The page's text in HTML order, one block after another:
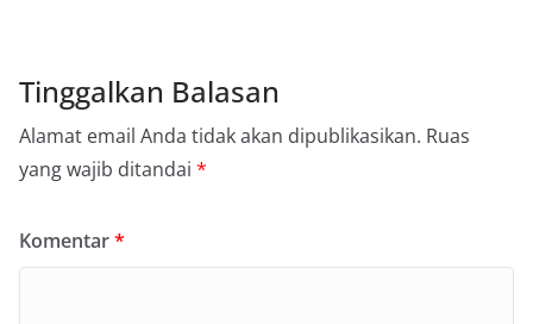
Tinggalkan Balasan
Alamat email Anda tidak akan dipublikasikan. Ruas
yang wajib ditandai *
Komentar*